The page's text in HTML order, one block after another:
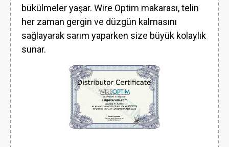
bükülmeler yaşar. Wire Optim makarası, telin
her zaman gergin ve düzgün kalmasını
sağlayarak sarım yaparken size büyük kolaylık
sunar.